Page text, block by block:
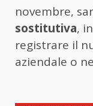
novembre,
sostitutiva,
registrare il
aziendale o